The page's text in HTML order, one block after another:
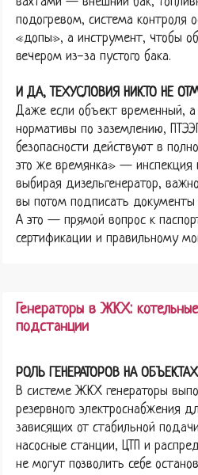
подогревом, система контроля
«допы», а инструмент, чтобы
вечером из-за пустого бака.
И ДА, ТЕХУСЛОВИЯ НИКТО НЕ
Даже если объект временный,
нормативы по заземлению,
безопасности действуют в
это же времянка» — инспекция
выбирая дизельгенератор,
вы потом подписать
А это — прямой вопрос к
сертификации и правильному
Генераторы в ЖКХ:
подстанции
РОЛЬ ГЕНЕРАТОРОВ НА
В системе ЖКХ генераторы
резервного электроснабжения
зависящих от стабильной
насосные станции, ЦТП и
не могут позволить себе